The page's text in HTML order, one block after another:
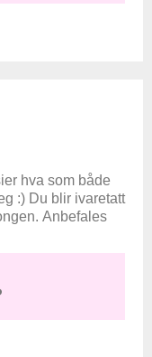
hva som både
:) Du blir ivaretatt
Anbefales